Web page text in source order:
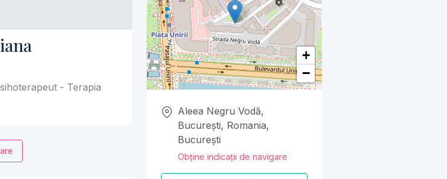
- Terapia
+
−
Aleea Negru Vodă,
București, Romania,
București
Obține indicații de navigare